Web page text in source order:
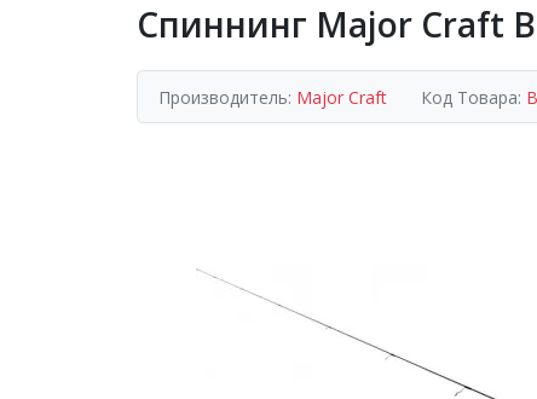
Спиннинг Major Craft
Производитель: Major Craft Код Товара: